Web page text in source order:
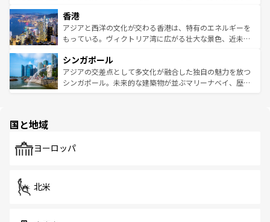
とつ。フォーやバインミー、ベトナムコーヒーなどは、ぜ
ひ現地で味わいたい。どの地域を訪れてもあたたかい人々
が旅行者を迎えてくれるので、きっと忘れられない旅にな
参照してほしい。
の活気が交差している。北部ではチェンマイなどの山岳地
帯で自然と触れ合い、南部ではプーケットやクラビの美し
いビーチでリゾート気分を楽しむことができる。タイ料理
激する。気候は一年中温暖で、どの季節にも異なる楽しみ
が待っている。親しみやすいタイの人々、仏教を中心とし
た文化、そして多様な観光資源が、訪れる旅人を魅了し続
香港
アジアと西洋の文化が交わる香港は、特有のエネルギーを
もっている。ヴィクトリア湾に広がる壮大な景色、近未来
み、どこを訪れても感動するはず。観光スポットが密集し
ており、効率よく見どころを回れるのも魅力。息をのむよ
うな絶景から文化的な体験まで、香港を存分に楽しみ尽く
シンガポール
アジアの交差点として多文化が融合した独自の魅力を放つ
シンガポール。未来的な建築物が並ぶマリーナベイ、歴史
で、ホーカーズは地元の風情を楽しめる外せないスポット
国と地域
ヨーロッパ
北米